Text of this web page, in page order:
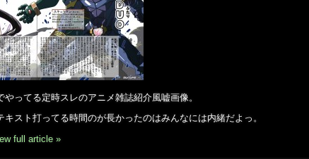
やってる定時スレのアニメ雑誌紹介風嘘画像。
キスト打ってる時間のが長かったのはみんなには内緒だよっ。
full article »